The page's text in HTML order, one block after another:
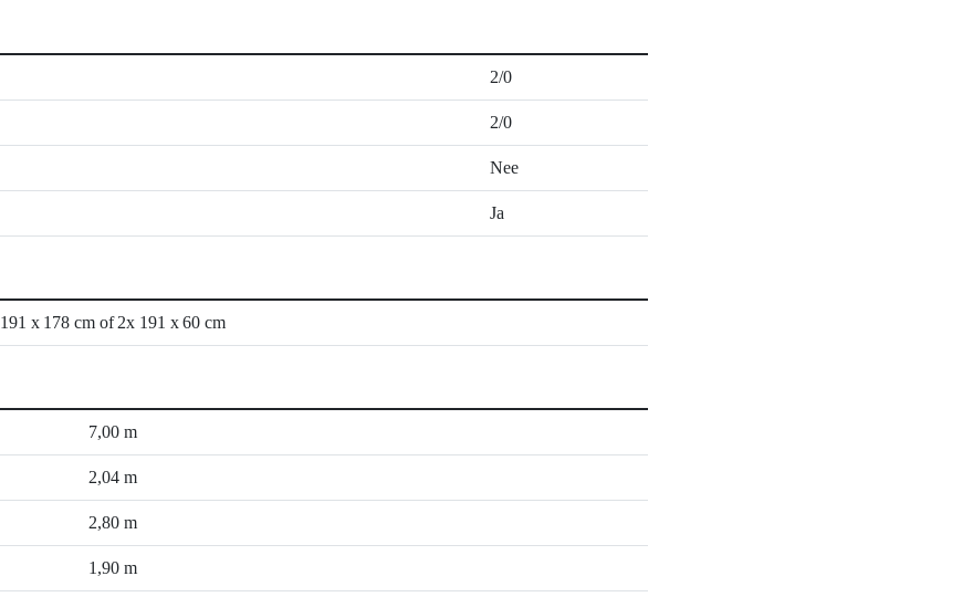
2/0
2/0
Nee
Ja
191 x 178 cm of 2x 191 x 60 cm
7,00 m
2,04 m
2,80 m
1,90 m